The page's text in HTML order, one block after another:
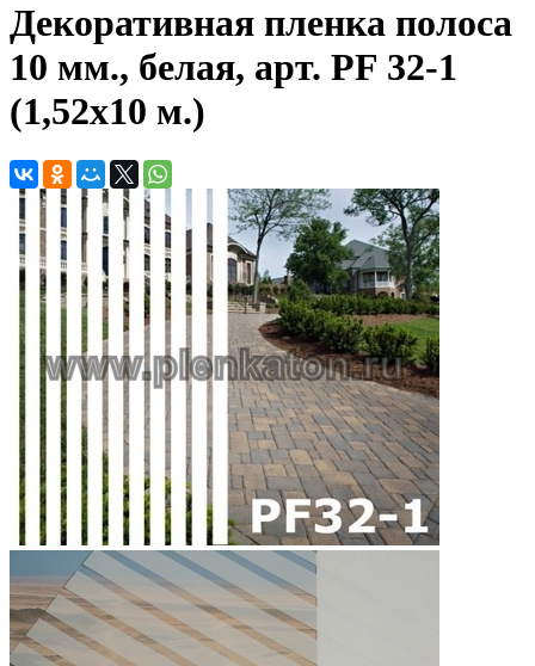
Декоративная пленка полоса
10 мм., белая, арт. PF 32-1
(1,52х10 м.)